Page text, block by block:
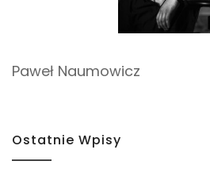
Paweł Naumowicz
Ostatnie Wpisy